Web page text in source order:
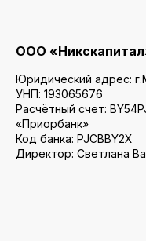
ООО
Юридический адрес:
УНП: 193065676
Расчётный счет:
«Приорбанк»
Код банка: PJCBBY2X
Директор: Светлана